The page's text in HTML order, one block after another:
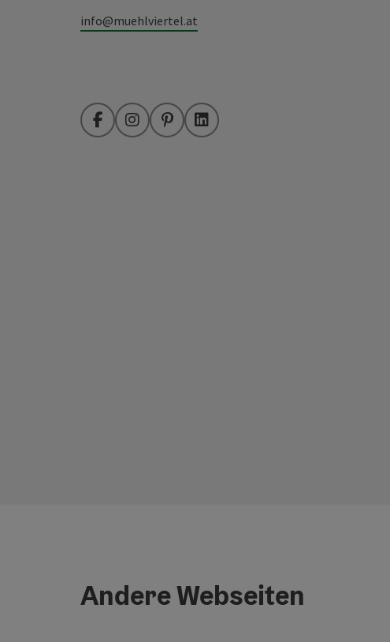
info@muehlviertel.at
FacebookInstagramPinterestLinkedIn
Andere Webseiten